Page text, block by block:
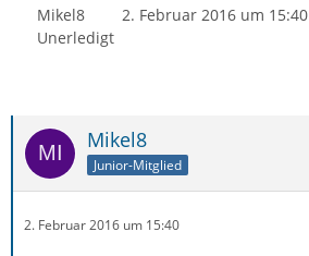
Mikel8 2. Februar 2016 um 15:40
Unerledigt
Mikel8
Junior-Mitglied
2. Februar 2016 um 15:40